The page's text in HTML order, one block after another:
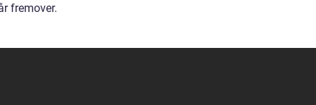
fremover.